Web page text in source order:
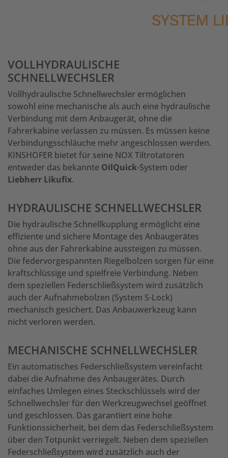
VOLLHYDRAULISCHE
SCHNELLWECHSLER
Vollhydraulische Schnellwechsler ermöglichen
sowohl eine mechanische als auch eine hydraulische
Verbindung mit dem Anbaugerät, ohne die
Fahrerkabine verlassen zu müssen. Es müssen keine
Verbindungsschläuche mehr angeschlossen werden.
KINSHOFER bietet für seine NOX Tiltrotatoren
entweder das bekannte OilQuick-System oder
Liebherr Likufix.
HYDRAULISCHE SCHNELLWECHSLER
Die hydraulische Schnellkupplung ermöglicht eine
effiziente und sichere Montage des Anbaugerätes
ohne aus der Fahrerkabine aussteigen zu müssen.
Die federvorgespannten Riegelbolzen sorgen für eine
kraftschlüssige und spielfreie Verbindung. Neben
dem speziellen Federschließsystem wird zusätzlich
auch der Aufnahmebolzen (System S-Lock)
mechanisch gesichert. Das Anbauwerkzeug kann
nicht verloren werden.
MECHANISCHE SCHNELLWECHSLER
Ein automatisches Federschließsystem vereinfacht
dabei die Aufnahme des Anbaugerätes. Durch
einfaches Umlegen eines Steckschlüssels wird der
Schnellwechsler für den Werkzeugwechsel geöffnet
und geschlossen. Das garantiert eine hohe
Funktionssicherheit, bei dem das Federschließsystem
über den Totpunkt verriegelt. Neben dem speziellen
Federschließsystem wird zusätzlich auch der